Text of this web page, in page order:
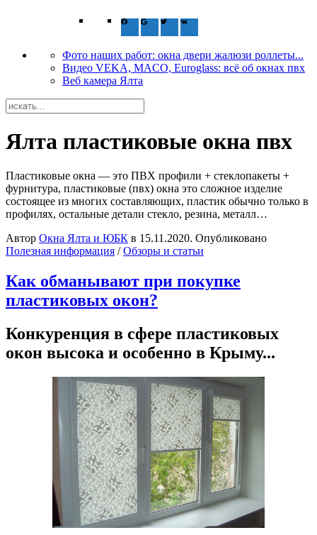
Фото наших работ: окна двери жалюзи роллеты...
Видео VEKA, MACO, Euroglass: всё об окнах пвх
Веб камера Ялта
Ялта пластиковые окна пвх
Пластиковые окна — это ПВХ профили + стеклопакеты +
фурнитура, пластиковые (пвх) окна это сложное изделие
состоящее из многих составляющих, пластик обычно только в
профилях, остальные детали стекло, резина, металл…
Автор Окна Ялта и ЮБК в 15.11.2020. Опубликовано
Полезная информация /Обзоры и статьи
Как обманывают при покупке
пластиковых окон?
Конкуренция в сфере пластиковых
окон высока и особенно в Крыму...